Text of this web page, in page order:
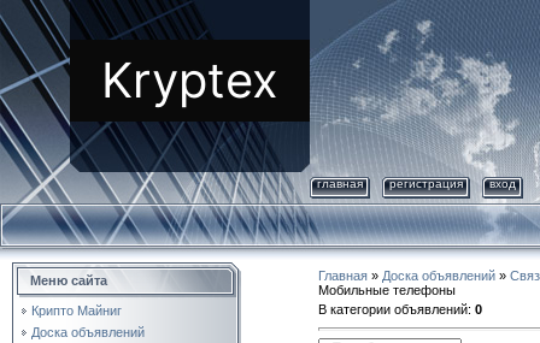
Kryptex
главная регистрация вход
Меню сайта
Крипто Майниг
Доска объявлений
Главная » Доска объявлений »
Мобильные телефоны
В категории объявлений: 0